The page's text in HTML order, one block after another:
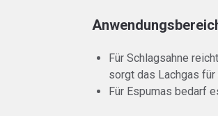
Für Schlagsahne
sorgt das Lachgas
Für Espumas bedarf